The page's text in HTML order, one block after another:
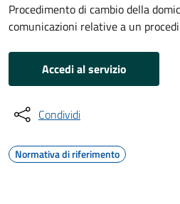
Procedimento di cambio della
comunicazioni relative a un
Accedi al servizio
Condividi
Normativa di riferimento